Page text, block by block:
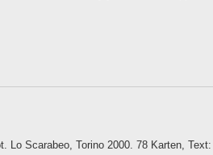
Lo Scarabeo, Torino 2000. 78 Karten,